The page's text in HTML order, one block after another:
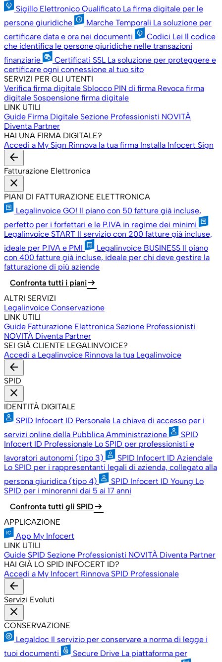
Sigillo Elettronico Qualificato La firma digitale per le
persone giuridiche
Marche Temporali La soluzione per
certificare data e ora nei documenti
Codici Lei Il codice
che identifica le persone giuridiche nelle transazioni
finanziarie
Certificati SSL La soluzione per proteggere e
certificare ogni connessione al tuo sito
SERVIZI PER GLI UTENTI
Verifica firma digitale Sblocco PIN di firma Revoca firma
digitale Sospensione firma digitale
LINK UTILI
Guide Firma Digitale Sezione Professionisti NOVITÀ
Diventa Partner
HAI UNA FIRMA DIGITALE?
Accedi a My Sign Rinnova la tua firma Installa Infocert Sign
arrow_back
Fatturazione Elettronica
close
PIANI DI FATTURAZIONE ELETTRONICA
Legalinvoice GO! Il piano con 50 fatture già incluse,
perfetto per i forfettari e le P.IVA in regime dei minimi
Legalinvoice START Il servizio con 200 fatture già incluse,
ideale per P.IVA e PMI
Legalinvoice BUSINESS Il piano
con 400 fatture già incluse, ideale per chi deve gestire la
fatturazione di più aziende
Confronta tutti i pianiarrow_right_alt
ALTRI SERVIZI
Legalinvoice Conservazione
LINK UTILI
Guide Fatturazione Elettronica Sezione Professionisti
NOVITÀ Diventa Partner
SEI GIÀ CLIENTE LEGALINVOICE?
Accedi a Legalinvoice Rinnova la tua Legalinvoice
arrow_back
SPID
close
IDENTITÀ DIGITALE
SPID Infocert ID Personale La chiave di accesso per i
servizi online della Pubblica Amministrazione
SPID
Infocert ID Professionale Lo SPID per professionisti e
lavoratori autonomi (tipo 3)
SPID Infocert ID Aziendale
Lo SPID per i rappresentanti legali di azienda, collegato alla
persona giuridica (tipo 4)
SPID Infocert ID Young Lo
SPID per i minorenni dai 5 ai 17 anni
Confronta tutti gli SPID arrow_right_alt
APPLICAZIONE
App My Infocert
LINK UTILI
Guide SPID Sezione Professionisti NOVITÀ Diventa Partner
HAI GIÀ LO SPID INFOCERT ID?
Accedi a My Infocert Rinnova SPID Professionale
arrow_back
Servizi Evoluti
close
CONSERVAZIONE
Legaldoc Il servizio per conservare a norma di legge i
tuoi documenti
Secure Drive La piattaforma per